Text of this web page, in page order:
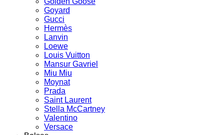
Goyard
Gucci
Hermès
Lanvin
Loewe
Louis Vuitton
Mansur Gavriel
Miu Miu
Moynat
Prada
Saint Laurent
Stella McCartney
Valentino
Versace